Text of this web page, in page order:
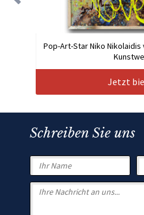
Pop-Art-Star Niko
Jetzt
Schreiben Sie uns